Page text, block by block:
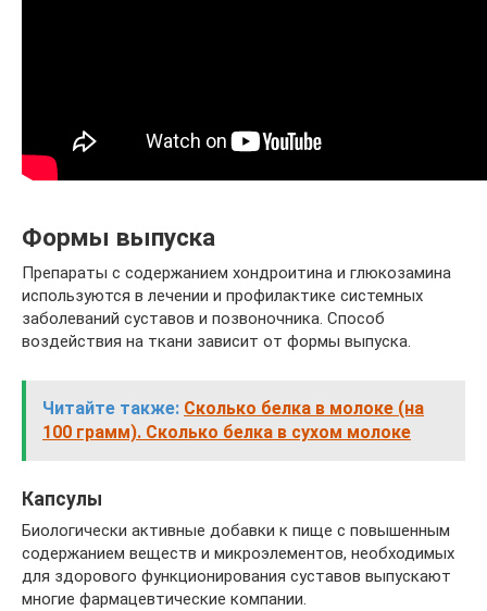
Формы выпуска
Препараты с содержанием хондроитина и глюкозамина
используются в лечении и профилактике системных
заболеваний суставов и позвоночника. Способ
воздействия на ткани зависит от формы выпуска.
Читайте также: Сколько белка в молоке (на
100 грамм). Сколько белка в сухом молоке
Капсулы
Биологически активные добавки к пище с повышенным
содержанием веществ и микроэлементов, необходимых
для здорового функционирования суставов выпускают
многие фармацевтические компании.